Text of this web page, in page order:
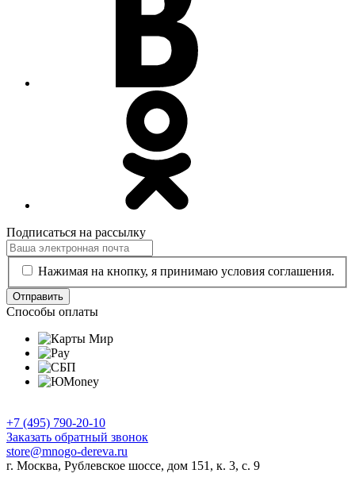
Подписаться на рассылку
Нажимая на кнопку, я принимаю условия соглашения.
Отправить
Способы оплаты
+7 (495) 790-20-10
Заказать обратный звонок
store@mnogo-dereva.ru
г. Москва, Рублевское шоссе, дом 151, к. 3, с. 9